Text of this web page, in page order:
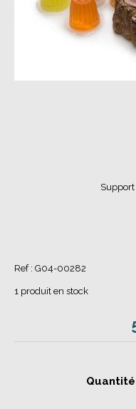
Ref : G04-00282
1 produit en stock
Quantité